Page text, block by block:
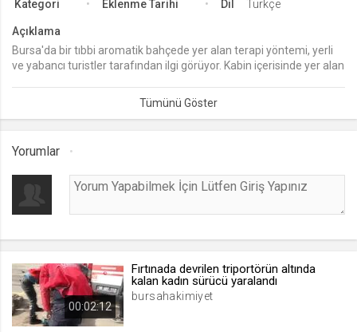
.web.tv
Seçilen dil tercihini tutmak
1 ay
Oturum verisini tutmak
.web.tv
Oturum doğrulama verisi
Kategori Eklenme Tarihi Dil Türkçe
Açıklama
Bursa'da bir tıbbi aromatik bahçede yer alan terapi yöntemi, yerli
ve yabancı turistler tarafından ilgi görüyor. Kabin içerisinde yer alan
Yorumlar
00:02:12
Fırtınada devrilen triportörün altında
kalan kadın sürücü yaralandı
bursahakimiyet